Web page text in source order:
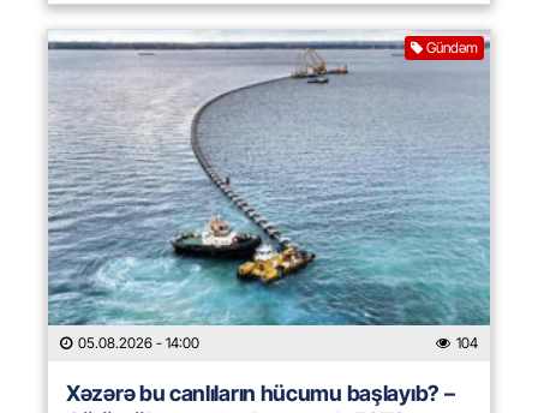
Gündəm
05.08.2026 - 14:00 104
Xəzərə bu canlıların hücumu başlayıb? –